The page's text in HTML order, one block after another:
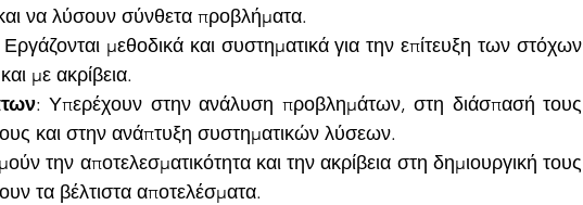
να λύσουν σύνθετα προβλήματα.
μεθοδικά και συστηματικά για την επίτευξη των στόχων
με ακρίβεια.
: Υπερέχουν στην ανάλυση προβλημάτων, στη διάσπασή τους
και στην ανάπτυξη συστηματικών λύσεων.
την αποτελεσματικότητα και την ακρίβεια στη δημιουργική τους
τα βέλτιστα αποτελέσματα.